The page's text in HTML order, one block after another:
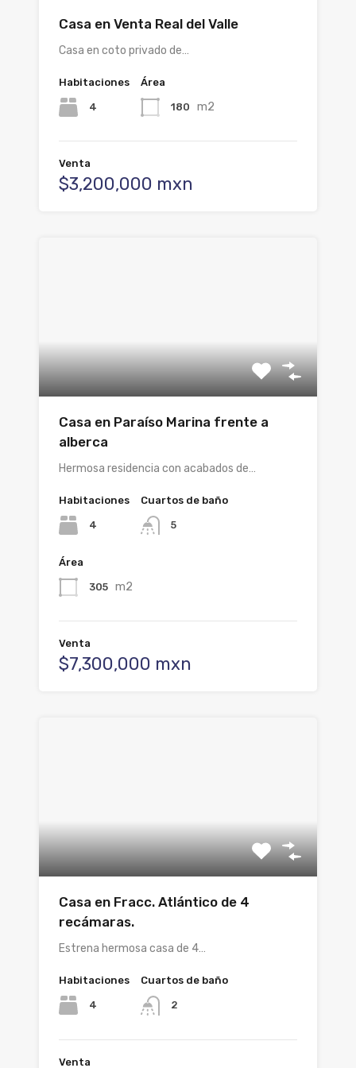
Casa en Venta Real del Valle
Casa en coto privado de…
Habitaciones
4
Área
180 m2
Venta
$3,200,000 mxn
Casa en Paraíso Marina frente a
alberca
Hermosa residencia con acabados de…
Habitaciones
4
Cuartos de baño
5
Área
305 m2
Venta
$7,300,000 mxn
Casa en Fracc. Atlántico de 4
recámaras.
Estrena hermosa casa de 4…
Habitaciones
4
Cuartos de baño
2
Venta